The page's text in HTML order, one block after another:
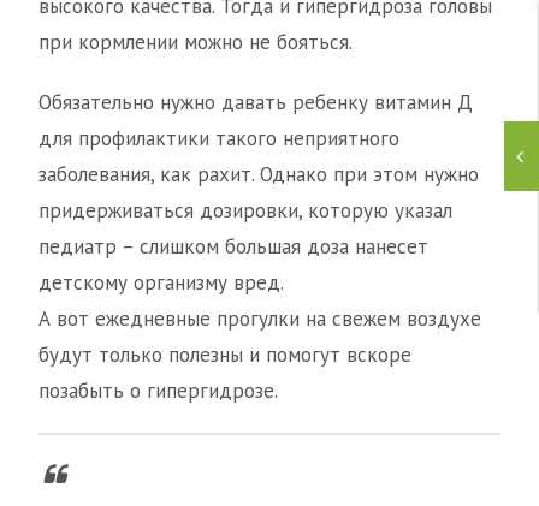
высокого качества. Тогда и гипергидроза головы
при кормлении можно не бояться.
Обязательно нужно давать ребенку витамин Д
для профилактики такого неприятного
заболевания, как рахит. Однако при этом нужно
придерживаться дозировки, которую указал
педиатр – слишком большая доза нанесет
детскому организму вред.
А вот ежедневные прогулки на свежем воздухе
будут только полезны и помогут вскоре
позабыть о гипергидрозе.